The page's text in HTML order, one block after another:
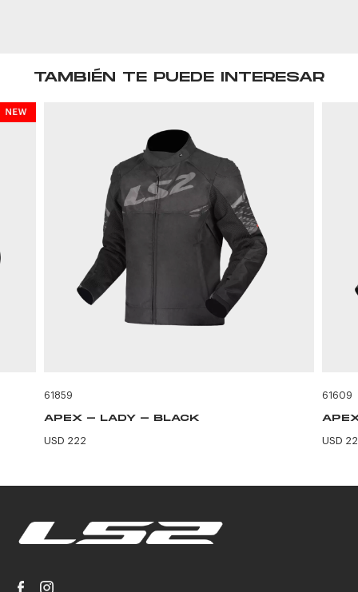
TAMBIÉN TE PUEDE INTERESAR
61859
APEX - LADY - BLACK
USD 222
61609
USD